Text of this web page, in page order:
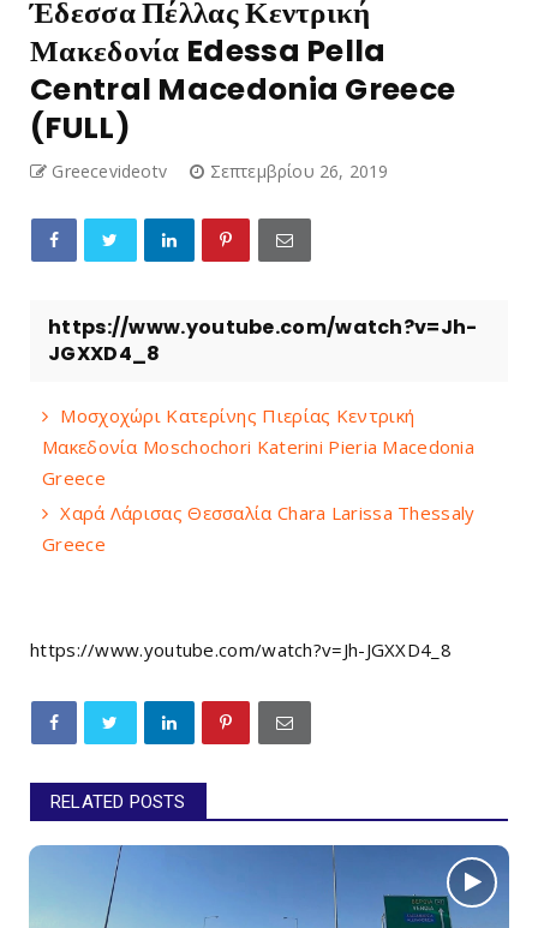
Έδεσσα Πέλλας Κεντρική
Μακεδονία Edessa Pella
Central Macedonia Greece
(FULL)
Greecevideotv Σεπτεμβρίου 26, 2019
https://www.youtube.com/watch?v=Jh-
JGXXD4_8
Μοσχοχώρι Κατερίνης Πιερίας Κεντρική
Μακεδονία Moschochori Katerini Pieria Macedonia
Greece
Χαρά Λάρισας Θεσσαλία Chara Larissa Thessaly
Greece
https://www.youtube.com/watch?v=Jh-JGXXD4_8
RELATED POSTS